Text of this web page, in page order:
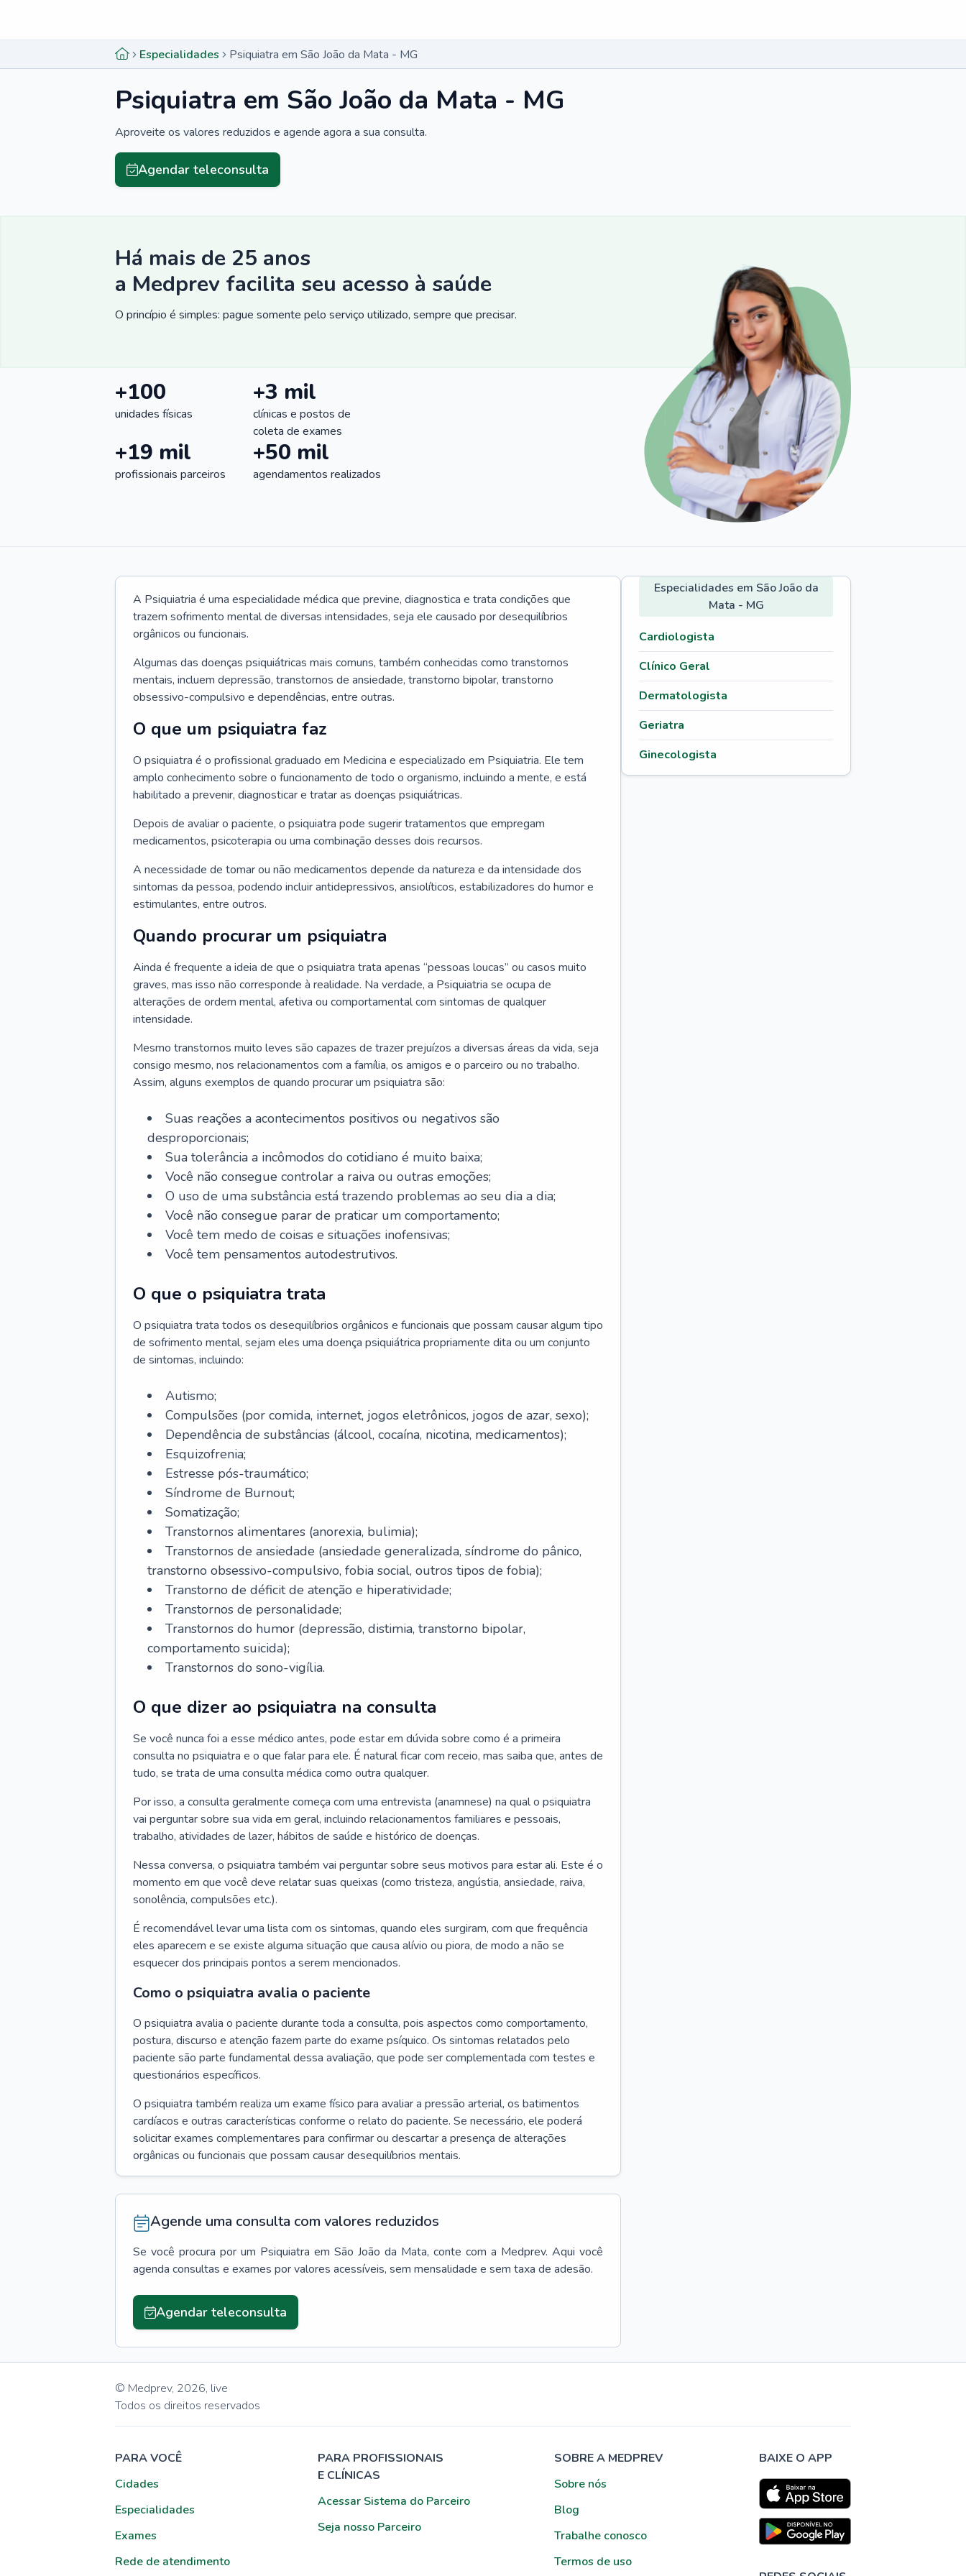
Especialidades Psiquiatra em São João da Mata - MG
Psiquiatra em São João da Mata - MG
Aproveite os valores reduzidos e agende agora a sua consulta.
Agendar teleconsulta
Há mais de 25 anos
a Medprev facilita seu acesso à saúde
O princípio é simples: pague somente pelo serviço utilizado, sempre que precisar.
+100
unidades físicas
+3 mil
clínicas e postos de
coleta de exames
+19 mil
profissionais parceiros
+50 mil
agendamentos realizados
A Psiquiatria é uma especialidade médica que previne, diagnostica e trata condições que
trazem sofrimento mental de diversas intensidades, seja ele causado por desequilíbrios
orgânicos ou funcionais.
Algumas das doenças psiquiátricas mais comuns, também conhecidas como transtornos
mentais, incluem depressão, transtornos de ansiedade, transtorno bipolar, transtorno
obsessivo-compulsivo e dependências, entre outras.
O que um psiquiatra faz
O psiquiatra é o profissional graduado em Medicina e especializado em Psiquiatria. Ele tem
amplo conhecimento sobre o funcionamento de todo o organismo, incluindo a mente, e está
habilitado a prevenir, diagnosticar e tratar as doenças psiquiátricas.
Depois de avaliar o paciente, o psiquiatra pode sugerir tratamentos que empregam
medicamentos, psicoterapia ou uma combinação desses dois recursos.
A necessidade de tomar ou não medicamentos depende da natureza e da intensidade dos
sintomas da pessoa, podendo incluir antidepressivos, ansiolíticos, estabilizadores do humor e
estimulantes, entre outros.
Quando procurar um psiquiatra
Ainda é frequente a ideia de que o psiquiatra trata apenas “pessoas loucas” ou casos muito
graves, mas isso não corresponde à realidade. Na verdade, a Psiquiatria se ocupa de
alterações de ordem mental, afetiva ou comportamental com sintomas de qualquer
intensidade.
Mesmo transtornos muito leves são capazes de trazer prejuízos a diversas áreas da vida, seja
consigo mesmo, nos relacionamentos com a família, os amigos e o parceiro ou no trabalho.
Assim, alguns exemplos de quando procurar um psiquiatra são:
Suas reações a acontecimentos positivos ou negativos são
desproporcionais;
Sua tolerância a incômodos do cotidiano é muito baixa;
Você não consegue controlar a raiva ou outras emoções;
O uso de uma substância está trazendo problemas ao seu dia a dia;
Você não consegue parar de praticar um comportamento;
Você tem medo de coisas e situações inofensivas;
Você tem pensamentos autodestrutivos.
O que o psiquiatra trata
O psiquiatra trata todos os desequilíbrios orgânicos e funcionais que possam causar algum tipo
de sofrimento mental, sejam eles uma doença psiquiátrica propriamente dita ou um conjunto
de sintomas, incluindo:
Autismo;
Compulsões (por comida, internet, jogos eletrônicos, jogos de azar, sexo);
Dependência de substâncias (álcool, cocaína, nicotina, medicamentos);
Esquizofrenia;
Estresse pós-traumático;
Síndrome de Burnout;
Somatização;
Transtornos alimentares (anorexia, bulimia);
Transtornos de ansiedade (ansiedade generalizada, síndrome do pânico,
transtorno obsessivo-compulsivo, fobia social, outros tipos de fobia);
Transtorno de déficit de atenção e hiperatividade;
Transtornos de personalidade;
Transtornos do humor (depressão, distimia, transtorno bipolar,
comportamento suicida);
Transtornos do sono-vigília.
O que dizer ao psiquiatra na consulta
Se você nunca foi a esse médico antes, pode estar em dúvida sobre como é a primeira
consulta no psiquiatra e o que falar para ele. É natural ficar com receio, mas saiba que, antes de
tudo, se trata de uma consulta médica como outra qualquer.
Por isso, a consulta geralmente começa com uma entrevista (anamnese) na qual o psiquiatra
vai perguntar sobre sua vida em geral, incluindo relacionamentos familiares e pessoais,
trabalho, atividades de lazer, hábitos de saúde e histórico de doenças.
Nessa conversa, o psiquiatra também vai perguntar sobre seus motivos para estar ali. Este é o
momento em que você deve relatar suas queixas (como tristeza, angústia, ansiedade, raiva,
sonolência, compulsões etc.).
É recomendável levar uma lista com os sintomas, quando eles surgiram, com que frequência
eles aparecem e se existe alguma situação que causa alívio ou piora, de modo a não se
esquecer dos principais pontos a serem mencionados.
Como o psiquiatra avalia o paciente
O psiquiatra avalia o paciente durante toda a consulta, pois aspectos como comportamento,
postura, discurso e atenção fazem parte do exame psíquico. Os sintomas relatados pelo
paciente são parte fundamental dessa avaliação, que pode ser complementada com testes e
questionários específicos.
O psiquiatra também realiza um exame físico para avaliar a pressão arterial, os batimentos
cardíacos e outras características conforme o relato do paciente. Se necessário, ele poderá
solicitar exames complementares para confirmar ou descartar a presença de alterações
orgânicas ou funcionais que possam causar desequilíbrios mentais.
Agende uma consulta com valores reduzidos
Se você procura por um Psiquiatra em São João da Mata, conte com a Medprev. Aqui você
agenda consultas e exames por valores acessíveis, sem mensalidade e sem taxa de adesão.
Agendar teleconsulta
Especialidades em São João da
Mata - MG
Cardiologista
Clínico Geral
Dermatologista
Geriatra
Ginecologista
© Medprev, 2026, live
Todos os direitos reservados
PARA VOCÊ
Cidades
Especialidades
Exames
Rede de atendimento
PARA PROFISSIONAIS
E CLÍNICAS
Acessar Sistema do Parceiro
Seja nosso Parceiro
SOBRE A MEDPREV
Sobre nós
Blog
Trabalhe conosco
Termos de uso
BAIXE O APP